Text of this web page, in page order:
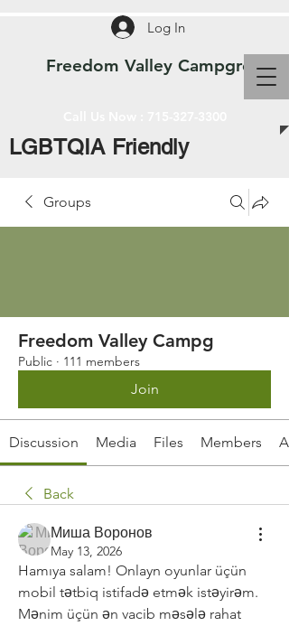
Freedom Valley Campground
Log In
LGBTQIA Friendly
Groups
Freedom Valley Campg
Public · 111 members
Join
Discussion Media Files Members
Back
Миша Воронов
May 13, 2026
Hamıya salam! Onlayn oyunlar üçün
mobil tətbiq istifadə etmək istəyirəm.
Mənim üçün ən vacib məsələ rahat